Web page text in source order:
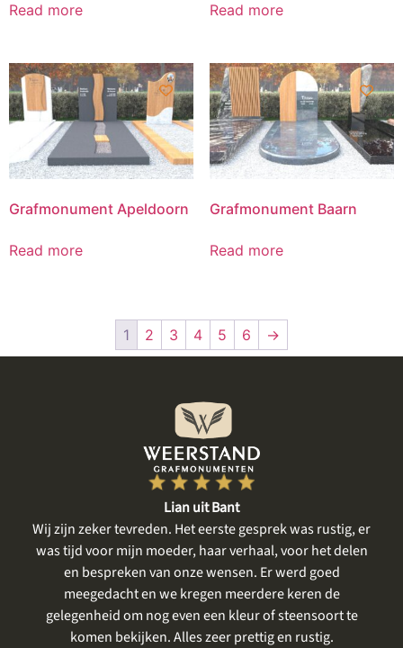
Read more Read more
Grafmonument Apeldoorn
Read more
Grafmonument Baarn
Read more
1 2 3 4 5 6 →
Lian uit Bant
Wij zijn zeker tevreden. Het eerste gesprek was rustig, er
was tijd voor mijn moeder, haar verhaal, voor het delen
en bespreken van onze wensen. Er werd goed
meegedacht en we kregen meerdere keren de
gelegenheid om nog even een kleur of steensoort te
komen bekijken. Alles zeer prettig en rustig.